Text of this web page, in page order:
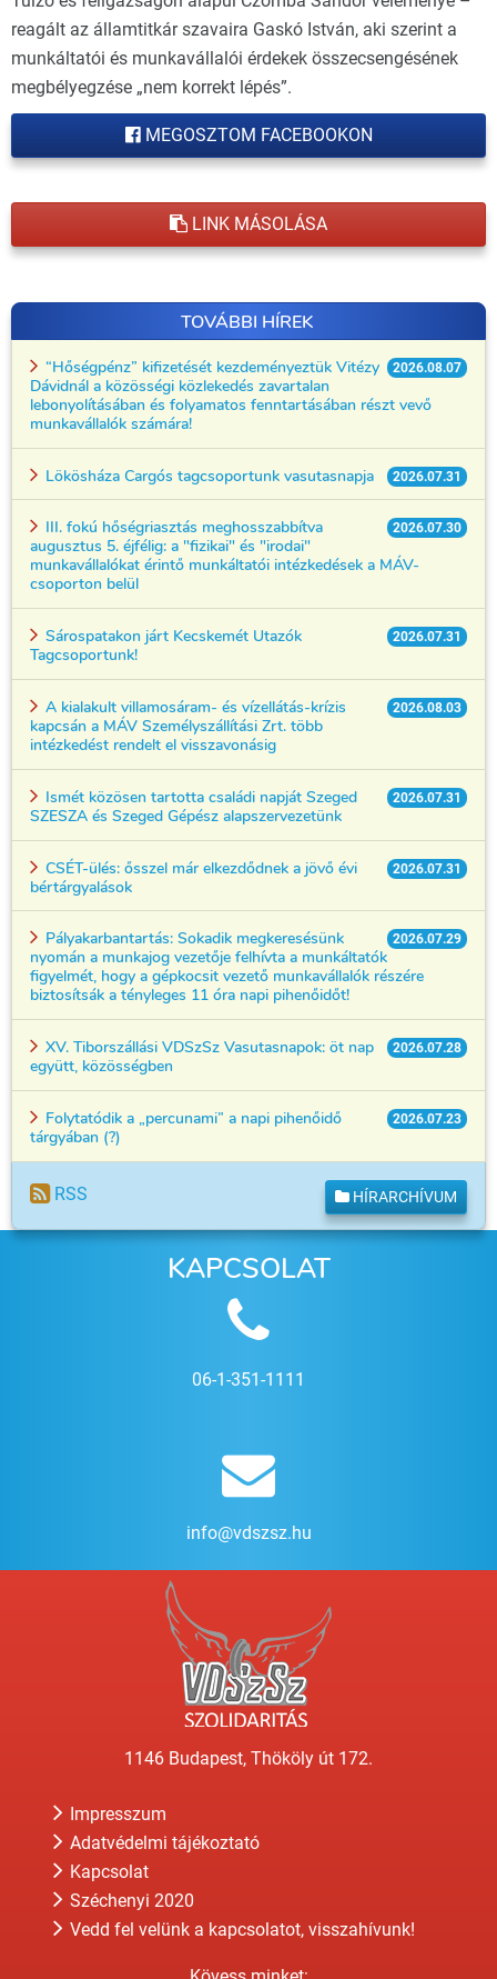
reagált az államtitkár szavaira Gaskó István, aki szerint a
munkáltatói és munkavállalói érdekek összecsengésének
megbélyegzése „nem korrekt lépés”.
MEGOSZTOM FACEBOOKON
LINK MÁSOLÁSA
TOVÁBBI HÍREK
2026.08.07
“Hőségpénz” kifizetését kezdeményeztük Vitézy
Dávidnál a közösségi közlekedés zavartalan
lebonyolításában és folyamatos fenntartásában részt vevő
munkavállalók számára!
2026.07.31
Lökösháza Cargós tagcsoportunk vasutasnapja
2026.07.30
III. fokú hőségriasztás meghosszabbítva
augusztus 5. éjfélig: a "fizikai" és "irodai"
munkavállalókat érintő munkáltatói intézkedések a MÁV-
csoporton belül
2026.07.31
Sárospatakon járt Kecskemét Utazók
Tagcsoportunk!
2026.08.03
A kialakult villamosáram- és vízellátás-krízis
kapcsán a MÁV Személyszállítási Zrt. több
intézkedést rendelt el visszavonásig
2026.07.31
Ismét közösen tartotta családi napját Szeged
SZESZA és Szeged Gépész alapszervezetünk
2026.07.31
CSÉT-ülés: ősszel már elkezdődnek a jövő évi
bértárgyalások
2026.07.29
Pályakarbantartás: Sokadik megkeresésünk
nyomán a munkajog vezetője felhívta a munkáltatók
figyelmét, hogy a gépkocsit vezető munkavállalók részére
biztosítsák a tényleges 11 óra napi pihenőidőt!
2026.07.28
XV. Tiborszállási VDSzSz Vasutasnapok: öt nap
együtt, közösségben
2026.07.23
Folytatódik a „percunami” a napi pihenőidő
tárgyában (?)
RSS HÍRARCHÍVUM
KAPCSOLAT
06-1-351-1111
info@vdszsz.hu
1146 Budapest, Thököly út 172.
Impresszum
Adatvédelmi tájékoztató
Kapcsolat
Széchenyi 2020
Vedd fel velünk a kapcsolatot, visszahívunk!